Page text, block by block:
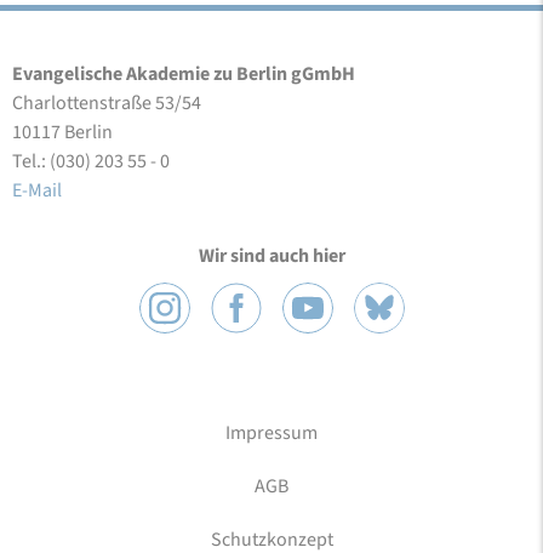
Evangelische Akademie zu Berlin gGmbH
Charlottenstraße 53/54
10117 Berlin
Tel.: (030) 203 55 - 0
E-Mail
Wir sind auch hier
Impressum
AGB
Schutzkonzept